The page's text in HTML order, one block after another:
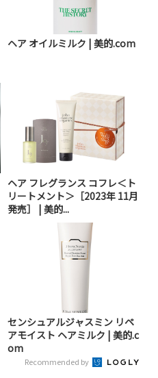
ヘア オイルミルク | 美的.com
ヘア フレグランス コフレ＜ト
リートメント＞［2023年 11月
発売］ | 美的...
センシュアルジャスミン リペ
アモイスト ヘアミルク | 美的.c
om
Recommended by